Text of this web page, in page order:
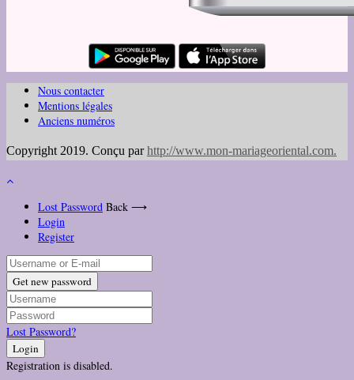
Nous contacter
Mentions légales
Anciens numéros
Copyright 2019. Conçu parhttp://www.mon-mariageoriental.com.
Lost Password Back ⟶
Login
Register
Get new password
Lost Password?
Login
Registration is disabled.